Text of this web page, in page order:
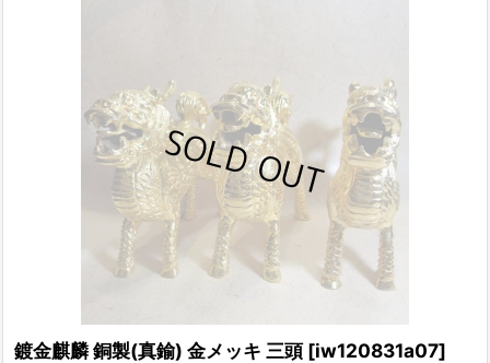
鍍金麒麟 銅製(真鍮) 金メッキ 三頭 [iw120831a07]